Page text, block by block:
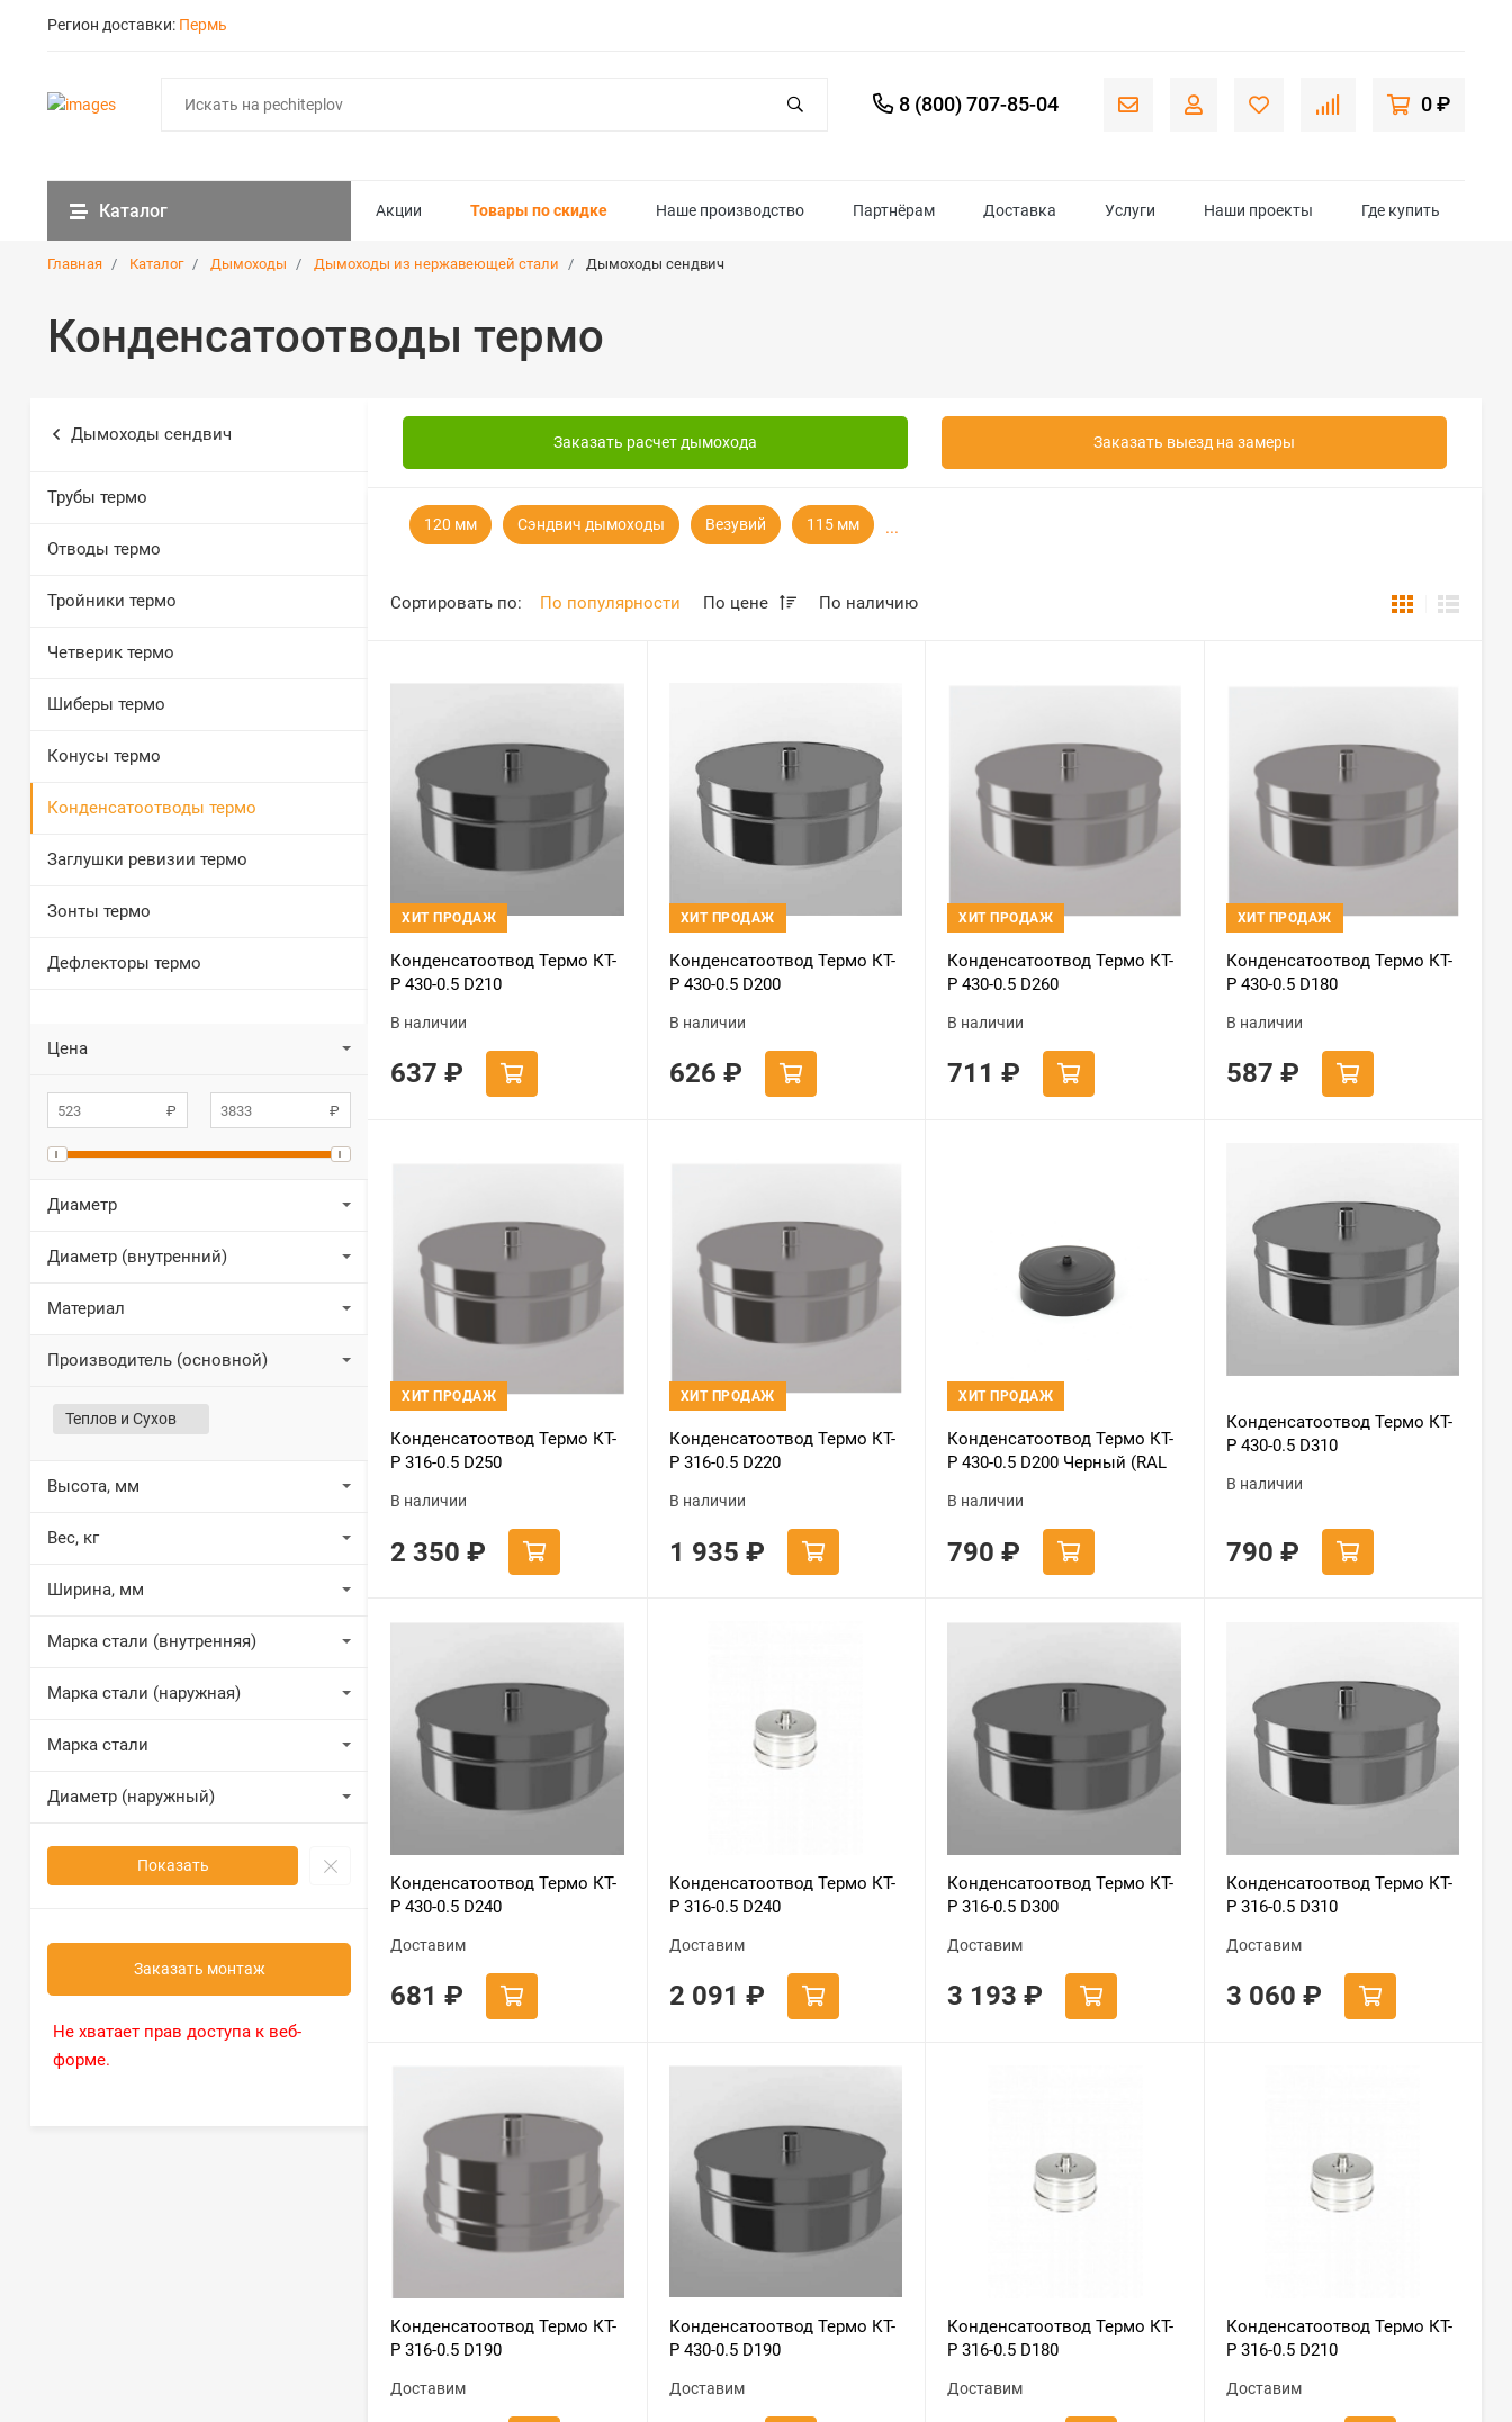
Регион доставки: Пермь
8 (800) 707-85-04 0 ₽
Каталог Акции Товары по скидке Наше производство Партнёрам Доставка Услуги Наши проекты Где купить
Главная Каталог Дымоходы Дымоходы из нержавеющей стали Дымоходы сендвич
Конденсатоотводы термо
Дымоходы сендвич
Трубы термо
Отводы термо
Тройники термо
Четверик термо
Шиберы термо
Конусы термо
Конденсатоотводы термо
Заглушки ревизии термо
Зонты термо
Дефлекторы термо
Цена
Диаметр
Диаметр (внутренний)
Материал
Производитель (основной)
Теплов и Сухов
Высота, мм
Вес, кг
Ширина, мм
Марка стали (внутренняя)
Марка стали (наружная)
Марка стали
Диаметр (наружный)
Показать
Заказать монтаж
Не хватает прав доступа к веб-
форме.
Заказать расчет дымохода Заказать выезд на замеры
120 мм Сэндвич дымоходы Везувий 115 мм ...
Сортировать по: По популярности По цене По наличию
ХИТ ПРОДАЖ
Конденсатоотвод Термо КТ-
Р 430-0.5 D210
В наличии
637 ₽
ХИТ ПРОДАЖ
Конденсатоотвод Термо КТ-
Р 430-0.5 D200
В наличии
626 ₽
ХИТ ПРОДАЖ
Конденсатоотвод Термо КТ-
Р 430-0.5 D260
В наличии
711 ₽
ХИТ ПРОДАЖ
Конденсатоотвод Термо КТ-
Р 430-0.5 D180
В наличии
587 ₽
ХИТ ПРОДАЖ
Конденсатоотвод Термо КТ-
Р 316-0.5 D250
В наличии
2 350 ₽
ХИТ ПРОДАЖ
Конденсатоотвод Термо КТ-
Р 316-0.5 D220
В наличии
1 935 ₽
ХИТ ПРОДАЖ
Конденсатоотвод Термо КТ-
Р 430-0.5 D200 Черный (RAL
В наличии
790 ₽
Конденсатоотвод Термо КТ-
Р 430-0.5 D310
В наличии
790 ₽
Конденсатоотвод Термо КТ-
Р 430-0.5 D240
Доставим
681 ₽
Конденсатоотвод Термо КТ-
Р 316-0.5 D240
Доставим
2 091 ₽
Конденсатоотвод Термо КТ-
Р 316-0.5 D300
Доставим
3 193 ₽
Конденсатоотвод Термо КТ-
Р 316-0.5 D310
Доставим
3 060 ₽
Конденсатоотвод Термо КТ-
Р 316-0.5 D190
Доставим
Конденсатоотвод Термо КТ-
Р 430-0.5 D190
Доставим
Конденсатоотвод Термо КТ-
Р 316-0.5 D180
Доставим
Конденсатоотвод Термо КТ-
Р 316-0.5 D210
Доставим